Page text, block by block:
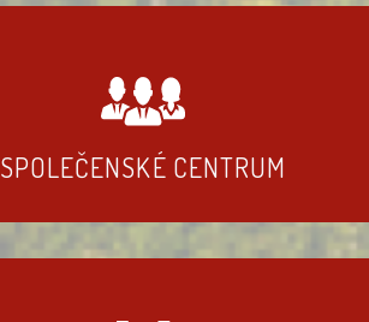
SPOLEČENSKÉ CENTRUM